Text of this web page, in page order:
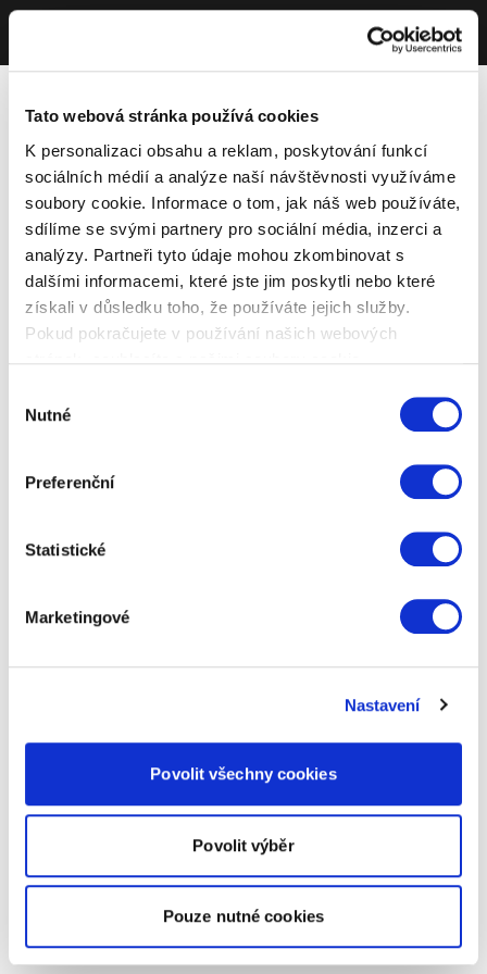
Tato webová stránka používá cookies
K personalizaci obsahu a reklam, poskytování funkcí
sociálních médií a analýze naší návštěvnosti využíváme
soubory cookie. Informace o tom, jak náš web používáte,
sdílíme se svými partnery pro sociální média, inzerci a
analýzy. Partneři tyto údaje mohou zkombinovat s
dalšími informacemi, které jste jim poskytli nebo které
získali v důsledku toho, že používáte jejich služby.
Pokud pokračujete v používání našich webových
souhlasu
Nutné
Preferenční
Statistické
Marketingové
Nastavení
Povolit všechny cookies
Povolit výběr
Pouze nutné cookies